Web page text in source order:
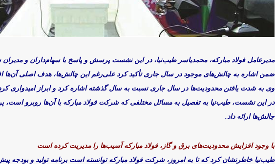
مدیرعامل فولاد مبارکه، محمدیاسر طیب‌نیا، در این نشست پرسش و پاسخ با سهام‌داران و
ضمن اشاره به چالش‌های موجود در سال جاری تأکید کرد علی‌رغم این چالش‌ها، هدف اصلی آن‌ها
وی به شدت یافتن محدودیت‌ها در سال جاری نسبت به سال گذشته اشاره کرد و ابراز امیدواری
در این نشست، طیب‌نیا به تفصیل به مسائل مختلفی که شرکت فولاد مبارکه با آن‌ها روبرو است،
چالش‌ها ارائه داد.
با وجود افزایش محدودیت‌های برق و گاز، فولاد مبارکه آسیب‌ها را مدیریت کرده است
طیب‌نیا خاطرنشان کرد که تا به امروز، شرکت فولاد مبارکه توانسته است برنامه تولید و بودجه